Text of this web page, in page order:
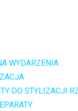
WYDARZENIA
DO STYLIZACJI